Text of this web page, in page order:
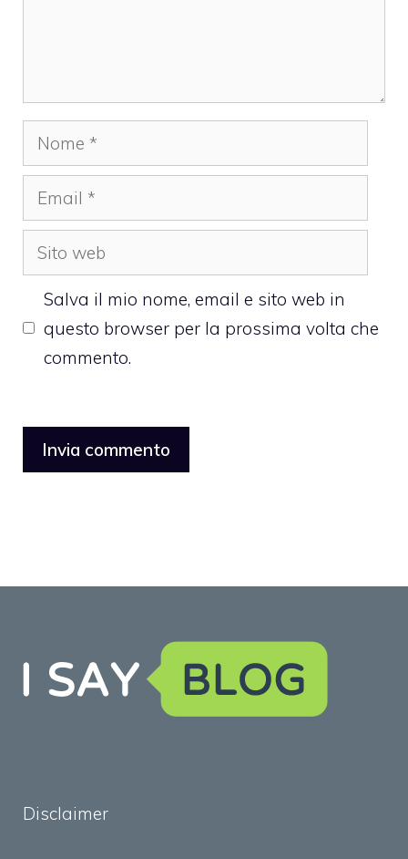
Nome
Email
Sito
web
Salva il mio nome, email e sito web in
questo browser per la prossima volta che
commento.
Disclaimer